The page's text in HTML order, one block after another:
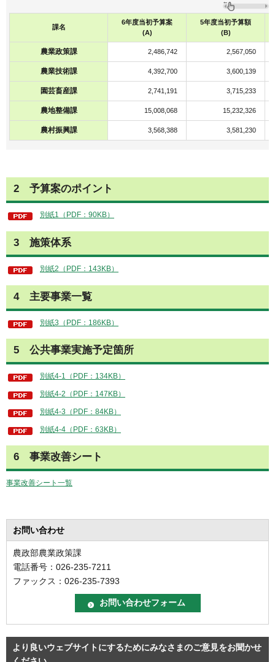
課名
6年度当初予算案
(A)
5年度当初予算額
(B)
農業政策課 2,486,742 2,567,050
農業技術課 4,392,700 3,600,139
園芸畜産課 2,741,191 3,715,233
農地整備課 15,008,068 15,232,326
農村振興課 3,568,388 3,581,230
2 予算案のポイント
別紙1（PDF：90KB）
3 施策体系
別紙2（PDF：143KB）
4 主要事業一覧
別紙3（PDF：186KB）
5 公共事業実施予定箇所
別紙4-1（PDF：134KB）
別紙4-2（PDF：147KB）
別紙4-3（PDF：84KB）
別紙4-4（PDF：63KB）
6 事業改善シート
事業改善シート一覧
お問い合わせ
農政部農業政策課
電話番号：026-235-7211
ファックス：026-235-7393
より良いウェブサイトにするためにみなさまのご意見をお聞かせ